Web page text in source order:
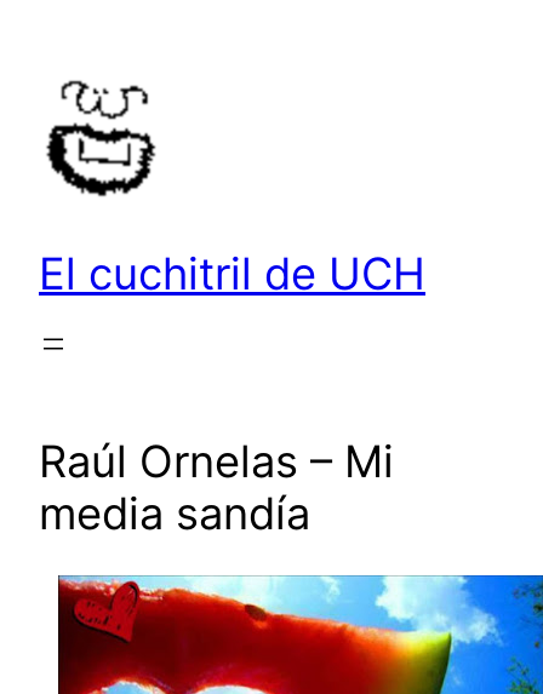
contenido
El cuchitril de UCH
Raúl Ornelas – Mi
media sandía